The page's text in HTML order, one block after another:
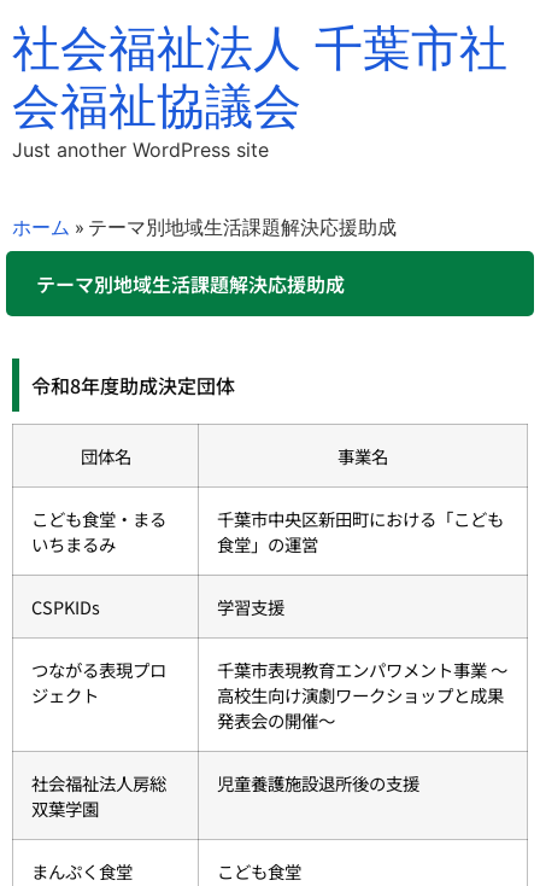
社会福祉法人 千葉市社
会福祉協議会
Just another WordPress site
ホーム » テーマ別地域生活課題解決応援助成
テーマ別地域生活課題解決応援助成
令和8年度助成決定団体
団体名 事業名
こども食堂・まる
いちまるみ
千葉市中央区新田町における「こども
食堂」の運営
CSPKIDs 学習支援
つながる表現プロ
ジェクト
千葉市表現教育エンパワメント事業 ～
高校生向け演劇ワークショップと成果
発表会の開催～
社会福祉法人房総
双葉学園
児童養護施設退所後の支援
まんぷく食堂 こども食堂